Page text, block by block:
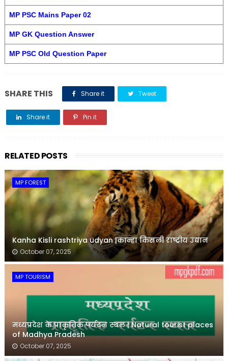
MP PSC Mains Paper 02
MP GK Question Answer
MP PSC Old Question Paper
SHARE THIS Share it Tweet
Share it Pin it
RELATED POSTS
MP FOREST
Kanha Kisli rashtriya udyan |कान्हा किसली राष्ट्रीय उद्यान
October 07, 2025
MP TOURISM
मध्यप्रदेश के प्राकृतिक पर्यटन स्थल | Natural tourist places
of Madhya Pradesh
October 07, 2025